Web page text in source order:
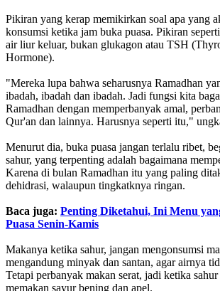
Pikiran yang kerap memikirkan soal apa yang
konsumsi ketika jam buka puasa. Pikiran
air liur keluar, bukan glukagon atau TSH
Hormone).
"Mereka lupa bahwa seharusnya Ramadhan
ibadah, ibadah dan ibadah. Jadi fungsi kita
Ramadhan dengan memperbanyak amal,
Qur'an dan lainnya. Harusnya seperti itu,"
Menurut dia, buka puasa jangan terlalu ribet,
sahur, yang terpenting adalah bagaimana
Karena di bulan Ramadhan itu yang paling
dehidrasi, walaupun tingkatknya ringan.
Baca juga: Penting Diketahui, Ini Menu
Puasa Senin-Kamis
Makanya ketika sahur, jangan mengonsumsi
mengandung minyak dan santan, agar airnya
Tetapi perbanyak makan serat, jadi ketika
memakan sayur bening dan apel.